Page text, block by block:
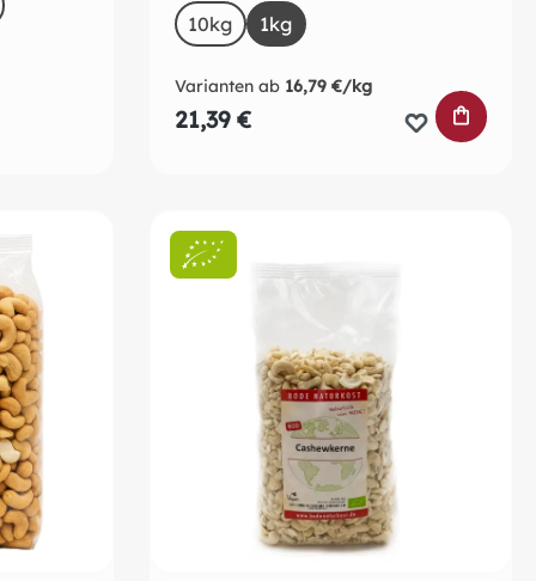
ist zurzeit nicht verfügbar.)
Sizeauswählen
10kg 1kg
Varianten ab 16,79 €/kg
21,39 € IN DEN